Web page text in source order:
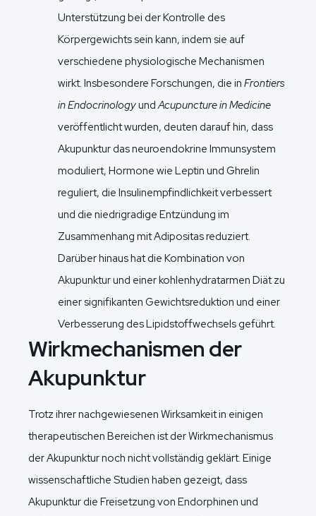
Unterstützung bei der Kontrolle des
Körpergewichts sein kann, indem sie auf
verschiedene physiologische Mechanismen
wirkt. Insbesondere Forschungen, die in Frontiers
in EndocrinologyundAcupuncture in Medicine
veröffentlicht wurden, deuten darauf hin, dass
Akupunktur das neuroendokrine Immunsystem
moduliert, Hormone wie Leptin und Ghrelin
reguliert, die Insulinempfindlichkeit verbessert
und die niedrigradige Entzündung im
Zusammenhang mit Adipositas reduziert.
Darüber hinaus hat die Kombination von
Akupunktur und einer kohlenhydratarmen Diät zu
einer signifikanten Gewichtsreduktion und einer
Verbesserung des Lipidstoffwechsels geführt.
Wirkmechanismen der
Akupunktur
Trotz ihrer nachgewiesenen Wirksamkeit in einigen
therapeutischen Bereichen ist der Wirkmechanismus
der Akupunktur noch nicht vollständig geklärt. Einige
wissenschaftliche Studien haben gezeigt, dass
Akupunktur die Freisetzung von Endorphinen und